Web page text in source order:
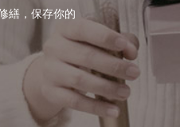
繕，保存你的